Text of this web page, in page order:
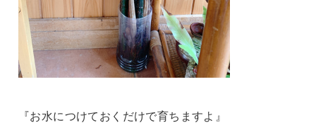
『お水につけておくだけで育ちますよ』